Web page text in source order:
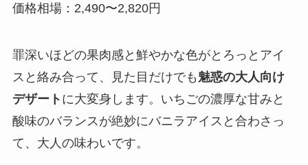
価格相場：2,490〜2,820円
罪深いほどの果肉感と鮮やかな色がとろっとアイ
スと絡み合って、見た目だけでも 魅惑の大人向け
デザート に大変身します。いちごの濃厚な甘みと
酸味のバランスが絶妙にバニラアイスと合わさっ
て、大人の味わいです。